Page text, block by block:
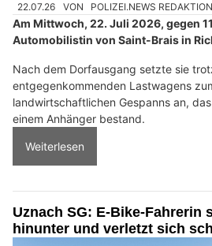
22.07.26 VON POLIZEI.NEWS REDAKTION
Am Mittwoch, 22. Juli 2026, gegen
Automobilistin von Saint-Brais in
Nach dem Dorfausgang setzte sie
entgegenkommenden Lastwagens
landwirtschaftlichen Gespanns an,
einem Anhänger bestand.
Weiterlesen
Uznach SG: E-Bike-Fahrerin
hinunter und verletzt sich